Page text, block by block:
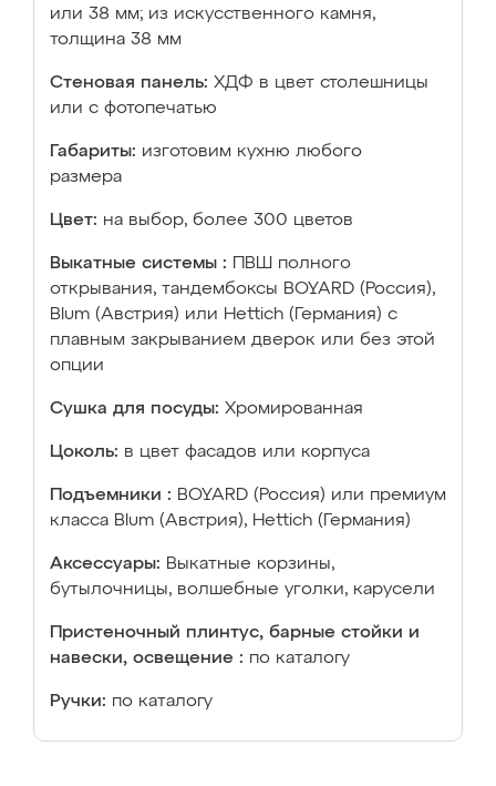
или 38 мм; из искусственного камня,
толщина 38 мм
Стеновая панель: ХДФ в цвет столешницы
или с фотопечатью
Габариты: изготовим кухню любого
размера
Цвет: на выбор, более 300 цветов
Выкатные системы :
ПВШ полного
открывания, тандембоксы BOYARD (Россия),
Blum (Австрия) или Hettich (Германия) с
плавным закрыванием дверок или без этой
опции
Сушка для посуды: Хромированная
Цоколь: в цвет фасадов или корпуса
Подъемники : BOYARD (Россия) или премиум
класса Blum (Австрия), Hettich (Германия)
Аксессуары: Выкатные корзины,
бутылочницы, волшебные уголки, карусели
Пристеночный плинтус, барные стойки и
навески, освещение : по каталогу
Ручки: по каталогу